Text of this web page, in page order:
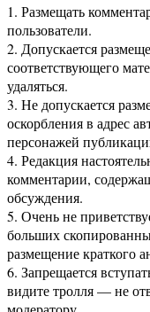
1. Размещать
пользователи.
2. Допускается
соответствующего
удаляться.
3. Не допускается
оскорбления в адрес
персонажей
4. Редакция
комментарии,
обсуждения.
5. Очень не
больших
размещение краткого
6. Запрещается
видите тролля — не